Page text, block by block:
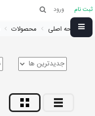
ثبت نام ورود
صفحه اصلی محصولات